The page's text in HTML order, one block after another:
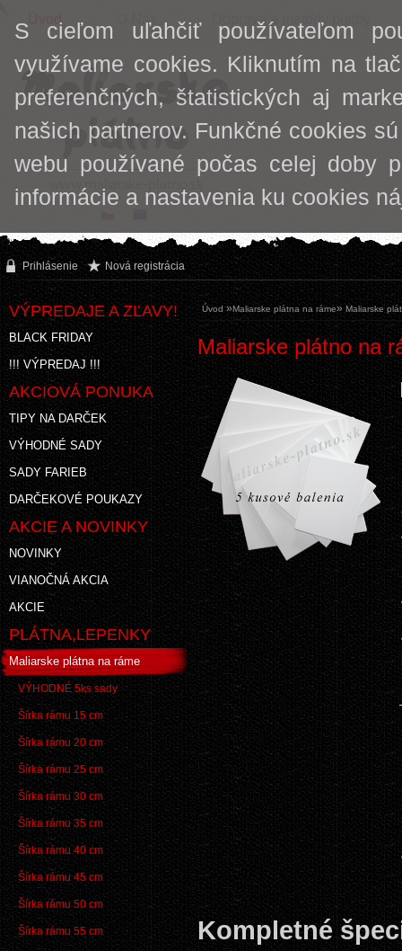
S cieľom uľahčiť používateľom
využívame cookies. Kliknutím na
preferenčných, štatistických aj
našich partnerov. Funkčné cookies
webu používané počas celej doby
informácie a nastavenia ku cookies
Prihlásenie Nová registrácia
Úvod O Nás Doprava a metódy platby
VÝPREDAJE A ZĽAVY!
BLACK FRIDAY
!!! VÝPREDAJ !!!
AKCIOVÁ PONUKA
TIPY NA DARČEK
VÝHODNÉ SADY
SADY FARIEB
DARČEKOVÉ POUKAZY
AKCIE A NOVINKY
NOVINKY
VIANOČNÁ AKCIA
AKCIE
PLÁTNA,LEPENKY
Maliarske plátna na ráme
VÝHODNÉ 5ks sady
Šírka rámu 15 cm
Šírka rámu 20 cm
Šírka rámu 25 cm
Šírka rámu 30 cm
Šírka rámu 35 cm
Šírka rámu 40 cm
Šírka rámu 45 cm
Šírka rámu 50 cm
Šírka rámu 55 cm
Úvod »Maliarske plátna na ráme» Maliarske
Maliarske plátno na
Kompletné